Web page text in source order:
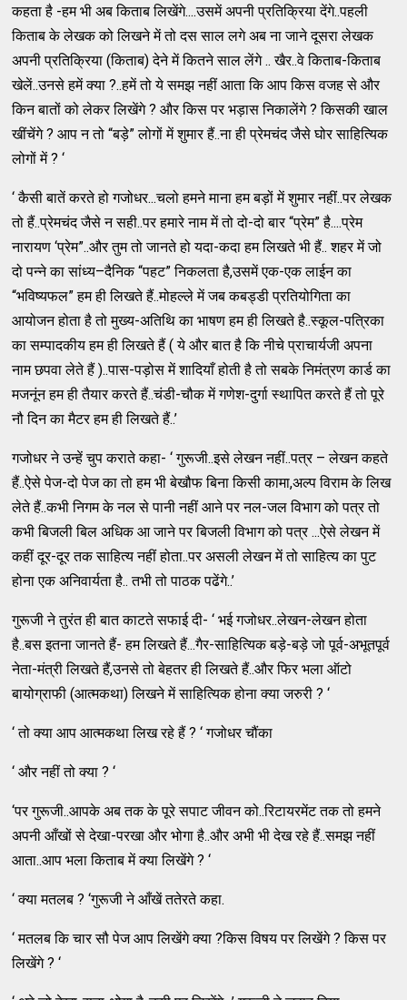
कहता है -हम भी अब किताब लिखेंगे....उसमें अपनी प्रतिक्रिया देंगे..पहली
किताब के लेखक को लिखने में तो दस साल लगे अब ना जाने दूसरा लेखक
अपनी प्रतिक्रिया (किताब) देने में कितने साल लेंगे .. खैर..वे किताब-किताब
खेलें..उनसे हमें क्या ?..हमें तो ये समझ नहीं आता कि आप किस वजह से और
किन बातों को लेकर लिखेंगे ? और किस पर भड़ास निकालेंगे ? किसकी खाल
खींचेंगे ? आप न तो “बड़े” लोगों में शुमार हैं..ना ही प्रेमचंद जैसे घोर साहित्यिक
लोगों में ? ‘
‘ कैसी बातें करते हो गजोधर...चलो हमने माना हम बड़ों में शुमार नहीं..पर लेखक
तो हैं..प्रेमचंद जैसे न सही..पर हमारे नाम में तो दो-दो बार “प्रेम” है....प्रेम
नारायण ‘प्रेम”..और तुम तो जानते हो यदा-कदा हम लिखते भी हैं.. शहर में जो
दो पन्ने का सांध्य–दैनिक “पहट” निकलता है,उसमें एक-एक लाईन का
“भविष्यफल” हम ही लिखते हैं..मोहल्ले में जब कबड्डी प्रतियोगिता का
आयोजन होता है तो मुख्य-अतिथि का भाषण हम ही लिखते है..स्कूल-पत्रिका
का सम्पादकीय हम ही लिखते हैं ( ये और बात है कि नीचे प्राचार्यजी अपना
नाम छपवा लेते हैं )..पास-पड़ोस में शादियाँ होती है तो सबके निमंत्रण कार्ड का
मजनूंन हम ही तैयार करते हैं..चंडी-चौक में गणेश-दुर्गा स्थापित करते हैं तो पूरे
नौ दिन का मैटर हम ही लिखते हैं..’
गजोधर ने उन्हें चुप कराते कहा- ‘ गुरूजी..इसे लेखन नहीं..पत्र – लेखन कहते
हैं..ऐसे पेज-दो पेज का तो हम भी बेखौफ बिना किसी कामा,अल्प विराम के लिख
लेते हैं..कभी निगम के नल से पानी नहीं आने पर नल-जल विभाग को पत्र तो
कभी बिजली बिल अधिक आ जाने पर बिजली विभाग को पत्र ...ऐसे लेखन में
कहीं दूर-दूर तक साहित्य नहीं होता..पर असली लेखन में तो साहित्य का पुट
होना एक अनिवार्यता है.. तभी तो पाठक पढेंगे..’
गुरूजी ने तुरंत ही बात काटते सफाई दी- ‘ भई गजोधर..लेखन-लेखन होता
है..बस इतना जानते हैं- हम लिखते हैं...गैर-साहित्यिक बड़े-बड़े जो पूर्व-अभूतपूर्व
नेता-मंत्री लिखते हैं,उनसे तो बेहतर ही लिखते हैं..और फिर भला ऑटो
बायोग्राफी (आत्मकथा) लिखने में साहित्यिक होना क्या जरुरी ? ‘
‘ तो क्या आप आत्मकथा लिख रहे हैं ? ‘ गजोधर चौंका
‘ और नहीं तो क्या ? ‘
‘पर गुरूजी..आपके अब तक के पूरे सपाट जीवन को..रिटायरमेंट तक तो हमने
अपनी आँखों से देखा-परखा और भोगा है..और अभी भी देख रहे हैं..समझ नहीं
आता..आप भला किताब में क्या लिखेंगे ? ‘
‘ क्या मतलब ? ‘गुरूजी ने आँखें ततेरते कहा.
‘ मतलब कि चार सौ पेज आप लिखेंगे क्या ?किस विषय पर लिखेंगे ? किस पर
लिखेंगे ? ‘